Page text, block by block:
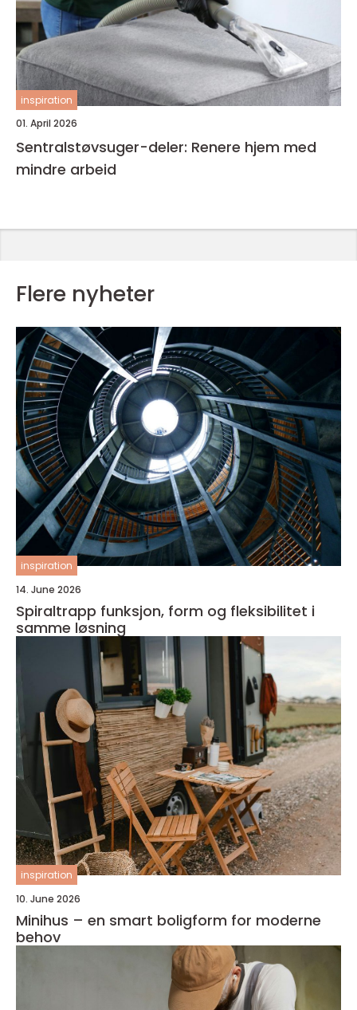
inspiration
01. April 2026
Sentralstøvsuger-deler: Renere hjem med
mindre arbeid
Flere nyheter
inspiration
14. June 2026
Spiraltrapp funksjon, form og fleksibilitet i
samme løsning
inspiration
10. June 2026
Minihus – en smart boligform for moderne
behov